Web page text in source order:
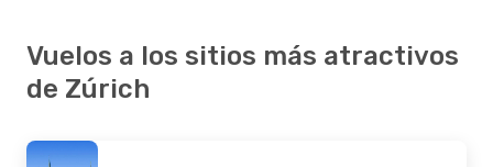
Vuelos a los sitios más atractivos
de Zúrich